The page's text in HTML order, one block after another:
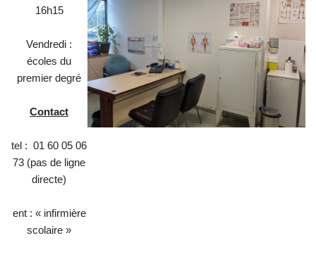
16h15
Vendredi :
écoles du
premier degré
Contact
tel : 01 60 05 06
73 (pas de ligne
directe)
ent : « infirmière
scolaire »